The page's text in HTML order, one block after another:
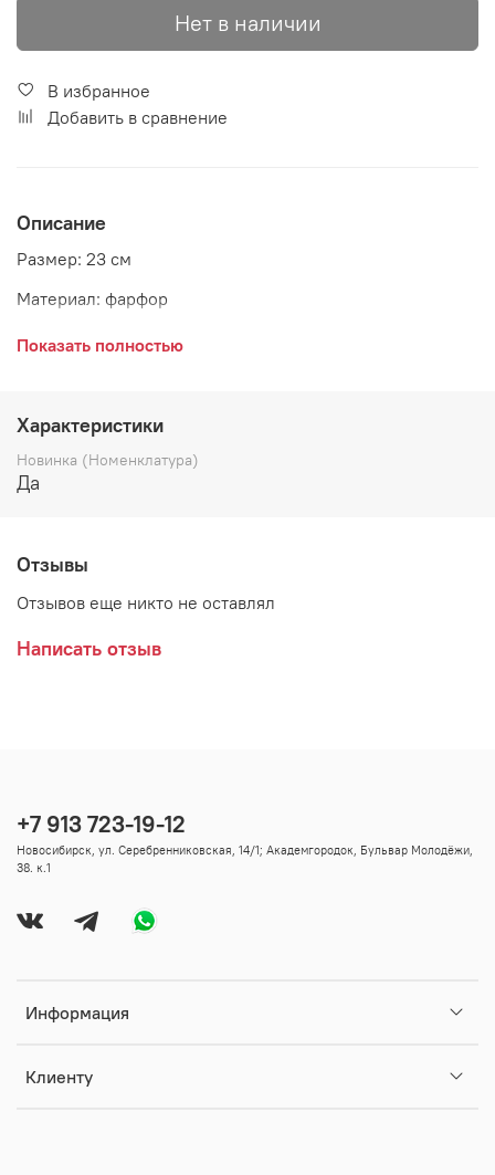
Нет в наличии
В избранное
Добавить в сравнение
Описание
Размер: 23 см
Материал: фарфор
Страна: Голландия
Можно мыть в посудомоечной машине.
Показать полностью
Характеристики
Новинка (Номенклатура)
Да
Отзывы
Отзывов еще никто не оставлял
Написать отзыв
Информация
Клиенту
+7 913 723-19-12
Новосибирск, ул. Серебренниковская, 14/1; Академгородок, Бульвар Молодёжи,
38. к.1